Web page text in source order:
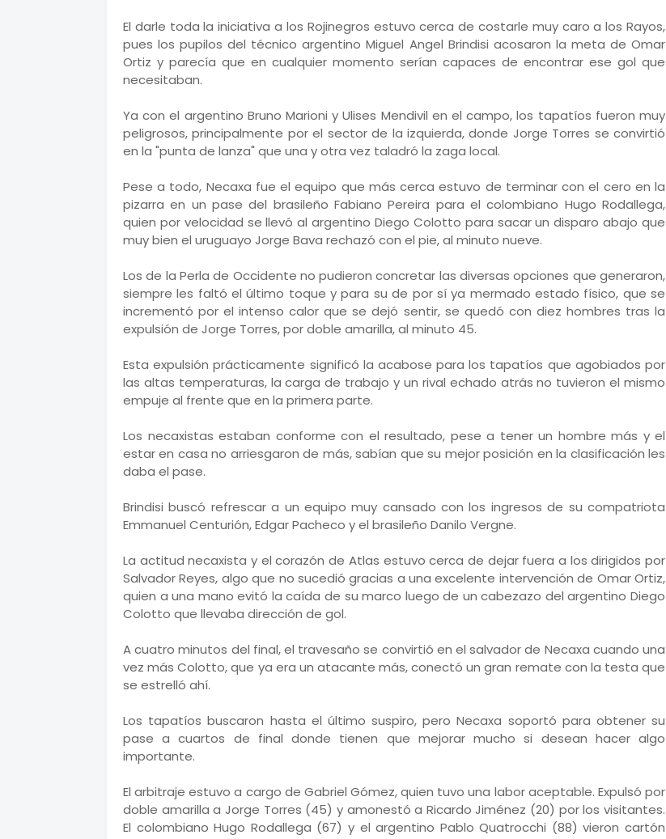
El darle toda la iniciativa a los Rojinegros estuvo cerca de costarle muy caro a los Rayos,
pues los pupilos del técnico argentino Miguel Angel Brindisi acosaron la meta de Omar
Ortiz y parecía que en cualquier momento serían capaces de encontrar ese gol que
necesitaban.
Ya con el argentino Bruno Marioni y Ulises Mendivil en el campo, los tapatíos fueron muy
peligrosos, principalmente por el sector de la izquierda, donde Jorge Torres se convirtió
en la "punta de lanza" que una y otra vez taladró la zaga local.
Pese a todo, Necaxa fue el equipo que más cerca estuvo de terminar con el cero en la
pizarra en un pase del brasileño Fabiano Pereira para el colombiano Hugo Rodallega,
quien por velocidad se llevó al argentino Diego Colotto para sacar un disparo abajo que
muy bien el uruguayo Jorge Bava rechazó con el pie, al minuto nueve.
Los de la Perla de Occidente no pudieron concretar las diversas opciones que generaron,
siempre les faltó el último toque y para su de por sí ya mermado estado físico, que se
incrementó por el intenso calor que se dejó sentir, se quedó con diez hombres tras la
expulsión de Jorge Torres, por doble amarilla, al minuto 45.
Esta expulsión prácticamente significó la acabose para los tapatíos que agobiados por
las altas temperaturas, la carga de trabajo y un rival echado atrás no tuvieron el mismo
empuje al frente que en la primera parte.
Los necaxistas estaban conforme con el resultado, pese a tener un hombre más y el
estar en casa no arriesgaron de más, sabían que su mejor posición en la clasificación les
daba el pase.
Brindisi buscó refrescar a un equipo muy cansado con los ingresos de su compatriota
Emmanuel Centurión, Edgar Pacheco y el brasileño Danilo Vergne.
La actitud necaxista y el corazón de Atlas estuvo cerca de dejar fuera a los dirigidos por
Salvador Reyes, algo que no sucedió gracias a una excelente intervención de Omar Ortiz,
quien a una mano evitó la caída de su marco luego de un cabezazo del argentino Diego
Colotto que llevaba dirección de gol.
A cuatro minutos del final, el travesaño se convirtió en el salvador de Necaxa cuando una
vez más Colotto, que ya era un atacante más, conectó un gran remate con la testa que
se estrelló ahí.
Los tapatíos buscaron hasta el último suspiro, pero Necaxa soportó para obtener su
pase a cuartos de final donde tienen que mejorar mucho si desean hacer algo
importante.
El arbitraje estuvo a cargo de Gabriel Gómez, quien tuvo una labor aceptable. Expulsó por
doble amarilla a Jorge Torres (45) y amonestó a Ricardo Jiménez (20) por los visitantes.
El colombiano Hugo Rodallega (67) y el argentino Pablo Quatrocchi (88) vieron cartón